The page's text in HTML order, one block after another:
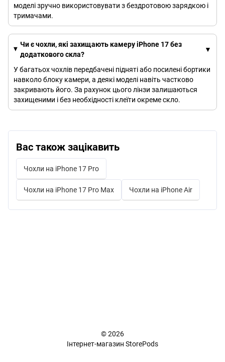
моделі зручно використовувати з бездротовою зарядкою і
тримачами.
Чи є чохли, які захищають камеру iPhone 17 без
додаткового скла?
У багатьох чохлів передбачені підняті або посилені бортики
навколо блоку камери, а деякі моделі навіть частково
закривають його. За рахунок цього лінзи залишаються
захищеними і без необхідності клеїти окреме скло.
Вас також зацікавить
Чохли на iPhone 17 Pro
Чохли на iPhone 17 Pro Max Чохли на iPhone Air
© 2026
Інтернет-магазин StorePods